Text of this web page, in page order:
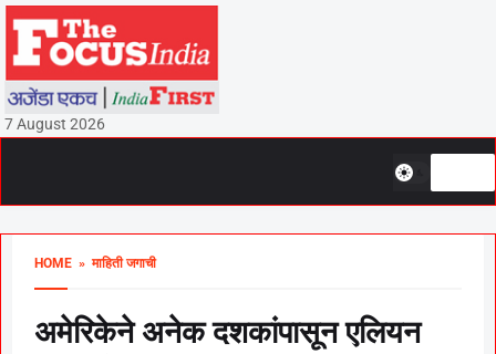
7 August 2026
HOME » माहिती जगाची
अमेरिकेने अनेक दशकांपासून एलियन